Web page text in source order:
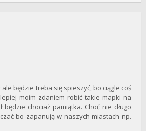
ale będzie treba się spieszyć, bo ciągle coś
moim zdaniem robić takie mapki na
będzie chociaż pamiątka. Choć nie długo
bo zapanują w naszych miastach np.